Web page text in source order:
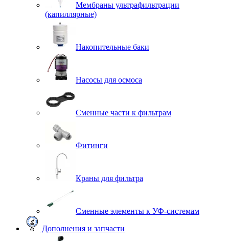
Мембраны ультрафильтрации
(капиллярные)
Накопительные баки
Насосы для осмоса
Сменные части к фильтрам
Фитинги
Краны для фильтра
Сменные элементы к УФ-системам
Дополнения и запчасти